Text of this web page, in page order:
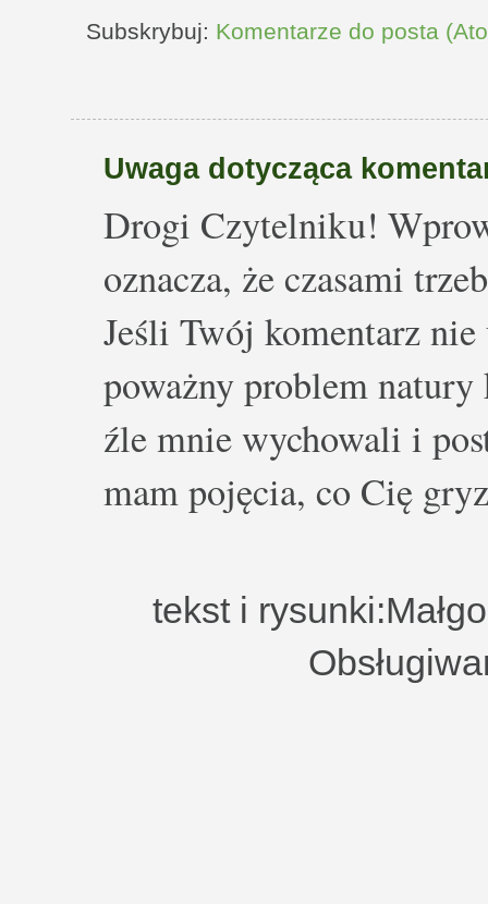
Subskrybuj: Komentarze do posta
Uwaga dotycząca
Drogi Czytelniku!
oznacza, że czasami
Jeśli Twój komentarz nie
poważny problem
źle mnie wychowali i
mam pojęcia, co Cię
tekst i